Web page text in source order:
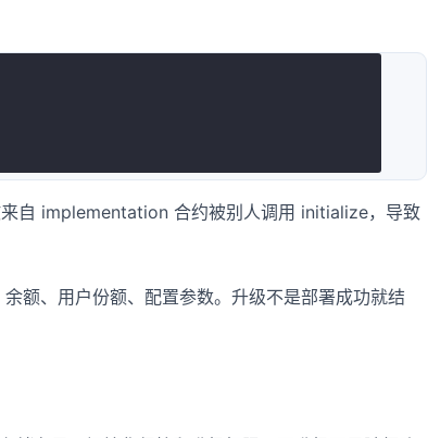
自 implementation 合约被别人调用 initialize，导致
额、用户份额、配置参数。升级不是部署成功就结